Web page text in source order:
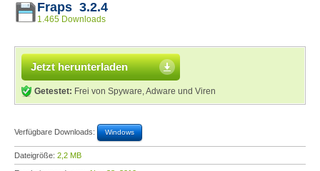
Fraps 3.2.4
1.465 Downloads
Jetzt herunterladen
Getestet: Frei von Spyware, Adware und Viren
Verfügbare Downloads: Windows
Dateigröße: 2,2 MB